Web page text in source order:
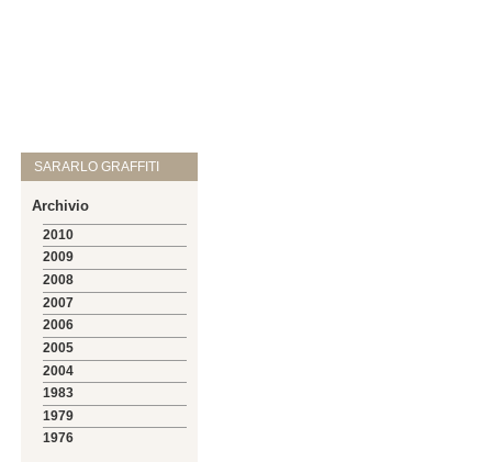
SARARLO GRAFFITI
Archivio
2010
2009
2008
2007
2006
2005
2004
1983
1979
1976